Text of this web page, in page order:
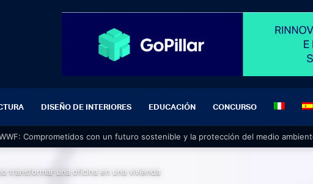
DISEÑO DE INTERIORES EDUCACIÓN CONCURSO
Comprometidos con un futuro sostenible y la protección del medio ambiente
transformar una oficina en una vivienda